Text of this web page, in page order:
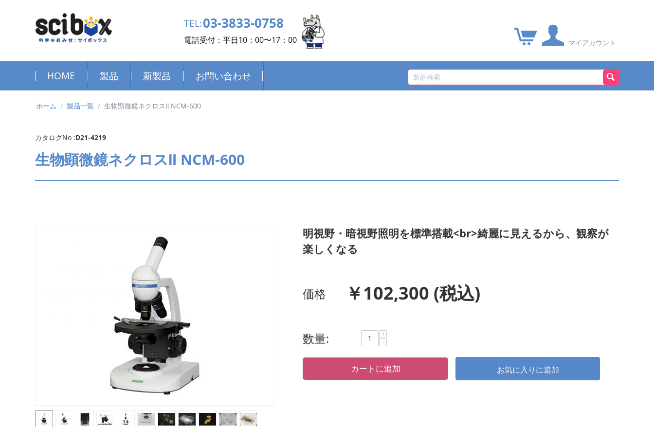
TEL:03-3833-0758
電話受付：平日10：00〜17：00 マイアカウント
HOME 製品 新製品 お問い合わせ
ホーム / 製品一覧 / 生物顕微鏡ネクロスⅡ NCM-600
カタログNo :D21-4219
生物顕微鏡ネクロスⅡ NCM-600
明視野・暗視野照明を標準搭載<br>綺麗に見えるから、観察が
楽しくなる
価格 ￥102,300 (税込)
数量: +
−
カートに追加